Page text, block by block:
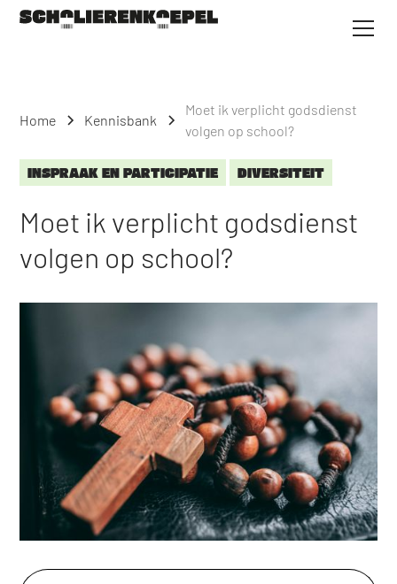
Home Kennisbank
Moet ik verplicht godsdienst
volgen op school?
INSPRAAK EN PARTICIPATIE DIVERSITEIT
Moet ik verplicht godsdienst
volgen op school?